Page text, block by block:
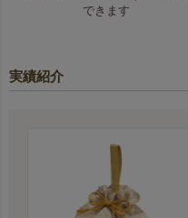
できます
実績紹介